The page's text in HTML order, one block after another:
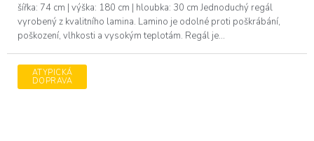
šířka: 74 cm | výška: 180 cm | hloubka: 30 cm Jednoduchý regál
vyrobený z kvalitního lamina. Lamino je odolné proti poškrábání,
poškození, vlhkosti a vysokým teplotám. Regál je...
ATYPICKÁ
DOPRAVA